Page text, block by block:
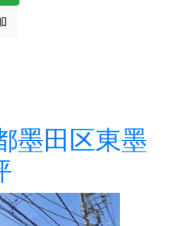
墨田区東墨